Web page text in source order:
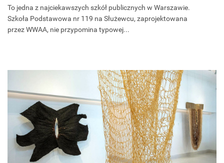
To jedna z najciekawszych szkół publicznych w Warszawie.
Szkoła Podstawowa nr 119 na Służewcu, zaprojektowana
przez WWAA, nie przypomina typowej...